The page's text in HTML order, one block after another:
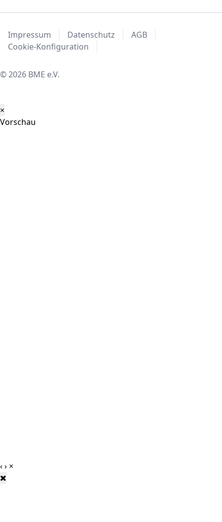
Impressum Datenschutz
AGB
Cookie-Konfiguration
© 2026 BME e.V.
×
Vorschau
‹› ×